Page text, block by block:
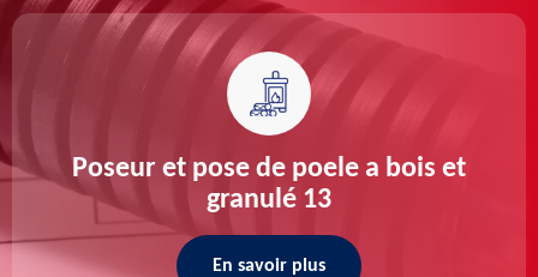
Poseur et pose de poele a bois et
granulé 13
En savoir plus